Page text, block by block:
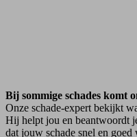
Bij sommige schades komt
Onze schade-expert bekijkt
Hij helpt jou en beantwoordt
dat jouw schade snel en goed